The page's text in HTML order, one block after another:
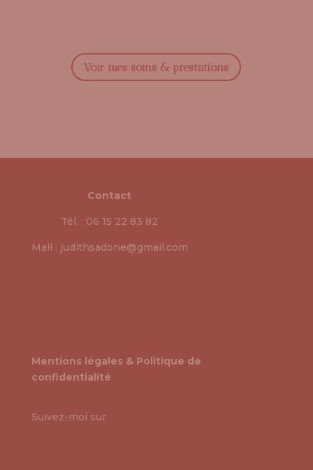
Voir mes soins & prestations
Contact
Tél. : 06 15 22 83 82
Mail : judithsadone@gmail.com
Mentions légales & Politique de
confidentialité
Suivez-moi sur